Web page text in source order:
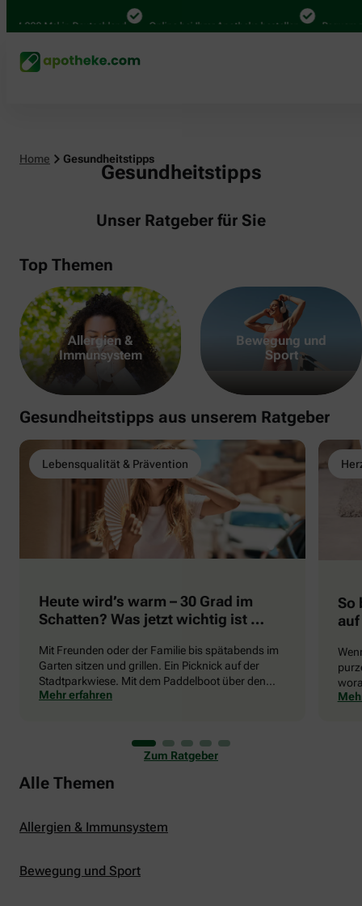
Mal in Deutschland Online bei Ihrer Apotheke bestellen Bequem
Home Gesundheitstipps
Gesundheitstipps
Unser Ratgeber für Sie
Top Themen
Allergien &
Immunsystem
Bewegung und
Sport
Gesundheitstipps aus unserem Ratgeber
Lebensqualität & Prävention
Heute wird’s warm – 30 Grad im
Schatten? Was jetzt wichtig ist …
Mit Freunden oder der Familie bis spätabends im
Garten sitzen und grillen. Ein Picknick auf der
Stadtparkwiese. Mit dem Paddelboot über den
See gleiten oder eine Radtour durch die blühende
er uns auch ganz schön zu schaffen. Wenn die
Temperaturen tagsüber auf mehr als 30 Grad
klettern und uns warme Tropennächte den Schlaf
rauben, sehnen wir uns oft nach einem
Mehr erfahren
So
die
Zum Ratgeber
Alle Themen
Allergien & Immunsystem
Bewegung und Sport